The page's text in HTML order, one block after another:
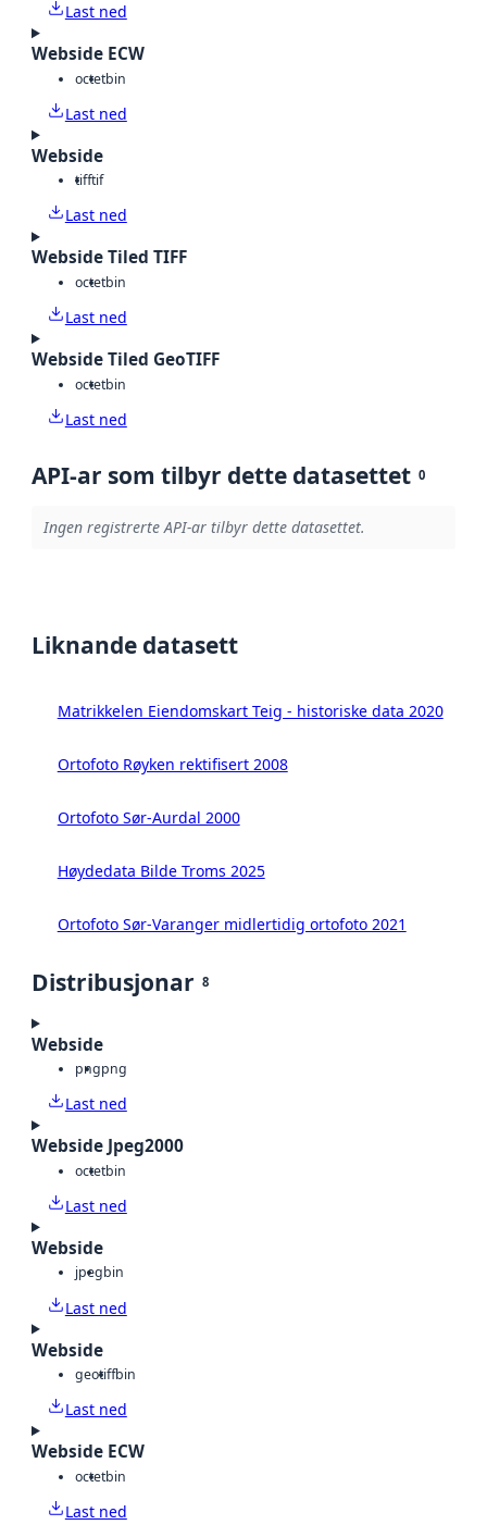
Last ned
Webside ECW
octetbin
Last ned
Webside
tifftif
Last ned
Webside Tiled TIFF
octetbin
Last ned
Webside Tiled GeoTIFF
octetbin
Last ned
API-ar som tilbyr dette datasettet 0
Ingen registrerte API-ar tilbyr dette datasettet.
Liknande datasett
Matrikkelen Eiendomskart Teig - historiske data 2020
Ortofoto Røyken rektifisert 2008
Ortofoto Sør-Aurdal 2000
Høydedata Bilde Troms 2025
Ortofoto Sør-Varanger midlertidig ortofoto 2021
Distribusjonar 8
Webside
pngpng
Last ned
Webside Jpeg2000
octetbin
Last ned
Webside
jpegbin
Last ned
Webside
geotiffbin
Last ned
Webside ECW
octetbin
Last ned